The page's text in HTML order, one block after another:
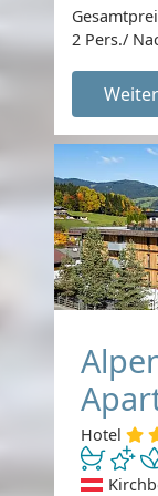
2 Pers./
Hotel